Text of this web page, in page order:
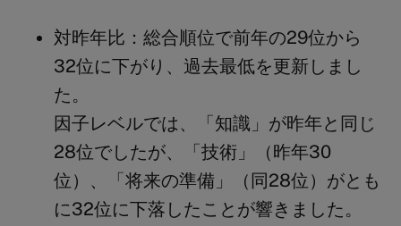
対昨年比： 総合順位で前年の29位から
32位に下がり、過去最低を更新しまし
た。
因子レベルでは、「知識」が昨年と同じ
28位でしたが、「技術」（昨年30
位）、「将来の準備」（同28位）がとも
に32位に下落したことが響きました。